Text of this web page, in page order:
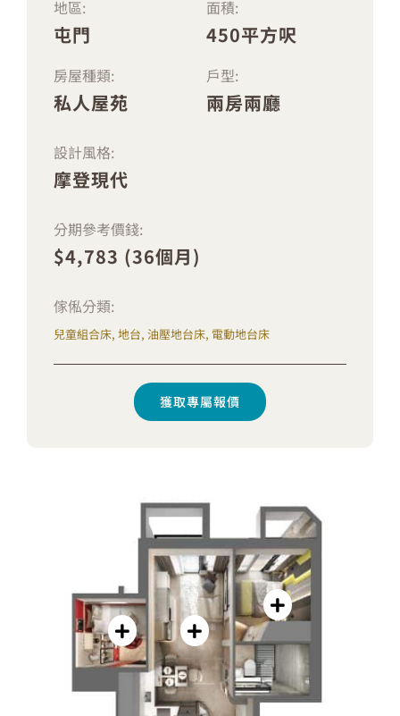
地區:
屯門
面積:
450平方呎
房屋種類:
私人屋苑
戶型:
兩房兩廳
設計風格:
摩登現代
分期參考價錢:
$4,783 (36個月)
傢俬分類:
兒童組合床, 地台, 油壓地台床, 電動地台床
獲取專屬報價